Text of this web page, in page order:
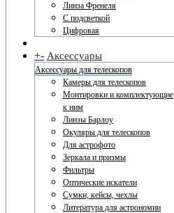
Линза Френеля
С подсветкой
Цифровая
+- Аксессуары
Аксессуары для телескопов
Камеры для телескопов
Монтировки и комплектующие
к ним
Линзы Барлоу
Окуляры для телескопов
Для астрофото
Зеркала и призмы
Фильтры
Оптические искатели
Сумки, кейсы, чехлы
Литература для астрономии